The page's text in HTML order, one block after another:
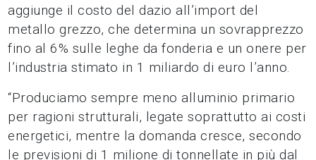
aggiunge il costo del dazio all’import del
metallo grezzo, che determina un sovrapprezzo
fino al 6% sulle leghe da fonderia e un onere per
l’industria stimato in 1 miliardo di euro l’anno.
“Produciamo sempre meno alluminio primario
per ragioni strutturali, legate soprattutto ai costi
energetici, mentre la domanda cresce, secondo
le previsioni di 1 milione di tonnellate in più dal